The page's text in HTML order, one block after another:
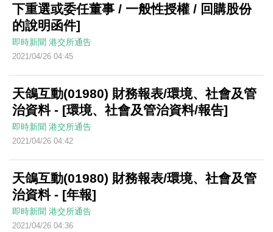
下重選或委任董事 / 一般性授權 / 回購股份
的說明函件]
即時新聞 港交所通告
2021/04/26 04:45
天鴿互動(01980) 財務報表/環境、社會及管
治資料 - [環境、社會及管治資料/報告]
即時新聞 港交所通告
2021/04/26 04:42
天鴿互動(01980) 財務報表/環境、社會及管
治資料 - [年報]
即時新聞 港交所通告
2021/04/26 04:36